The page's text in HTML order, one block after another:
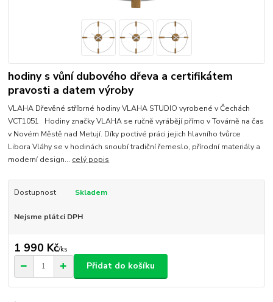
hodiny s vůní dubového dřeva a certifikátem
pravosti a datem výroby
VLAHA Dřevěné stříbrné hodiny VLAHA STUDIO vyrobené v Čechách
VCT1051 Hodiny značky VLAHA se ručně vyrábějí přímo v Továrně na čas
v Novém Městě nad Metují. Díky poctivé práci jejich hlavního tvůrce
Libora Vláhy se v hodinách snoubí tradiční řemeslo, přírodní materiály a
moderní design... celý popis
Dostupnost Skladem
Nejsme plátci DPH
1 990 Kč/ks
Přidat do košíku